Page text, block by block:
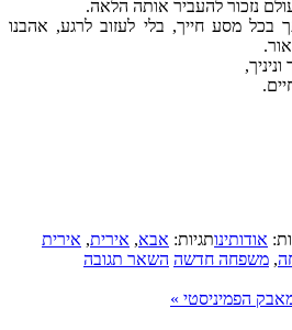
נזכור להעביר אותה הלאה.
בכל מסע חייך, בלי לעזוב לרגע, אהבנו
אודותינותגיות: אבא, אירית, אירית
, משפחה חדשה השאר תגובה
הפמיניסטי »